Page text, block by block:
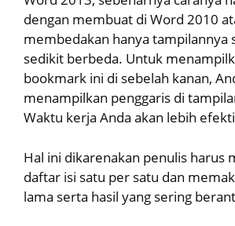
dengan membuat di Word 2010
membedakan hanya tampilannya
sedikit berbeda. Untuk
bookmark ini di sebelah kanan,
menampilkan penggaris di
Waktu kerja Anda akan lebih
Hal ini dikarenakan penulis harus
daftar isi satu per satu dan
lama serta hasil yang sering